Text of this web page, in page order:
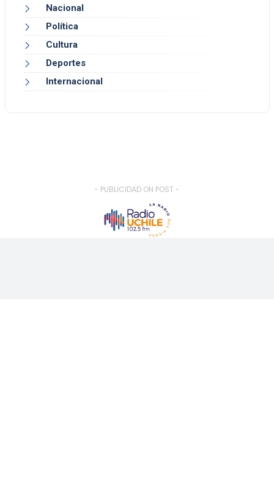
Nacional
Política
Cultura
Deportes
Internacional
- PUBLICIDAD ON POST -